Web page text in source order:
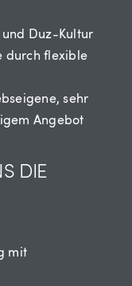
Duz-Kultur
durch flexible
sehr
Angebot
DIE
mit